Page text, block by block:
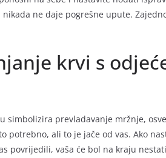
ne daje pogrešne upute.
krvi s
simbolizira prevladavanje mržnje,
potrebno, ali to je jače od vas. Ako
povrijedili, vaša će bol na kraju